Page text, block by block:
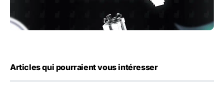
Articles qui pourraient vous intéresser